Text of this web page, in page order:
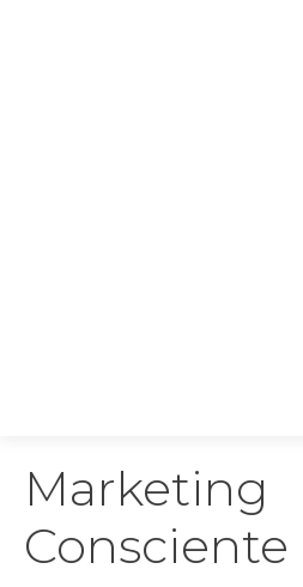
Marketing
Consciente